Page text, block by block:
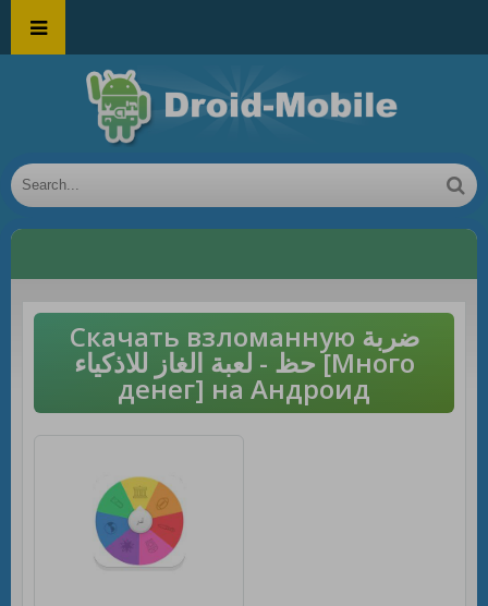
Скачать взломанную ضربة
حظ - لعبة الغاز للاذكياء [Много
денег] на Андроид